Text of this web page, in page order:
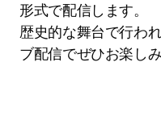
形式で配信します。
歴史的な舞台で行わ
ブ配信でぜひお楽し